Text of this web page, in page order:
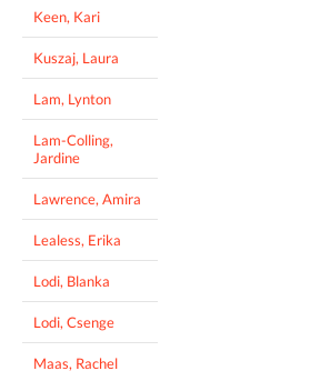
Keen, Kari
Kuszaj, Laura
Lam, Lynton
Lam-Colling,
Jardine
Lawrence, Amira
Lealess, Erika
Lodi, Blanka
Lodi, Csenge
Maas, Rachel